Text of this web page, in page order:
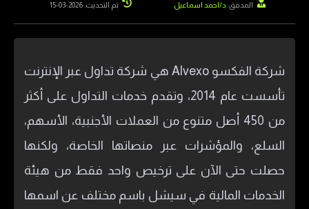
المدقق: د/احمد اسماعيل تم التحديث: 2026-03-15
شركة الفكسو Alvexo هي شركة تداول عبر الإنترنت
تأسست عام 2014، وتقدم خدمات التداول على أكثر
من 450 أصل متنوع من العملات الأجنبية، الأسهم،
السلع، والمؤشرات عبر منصاتها الخاصة، ولكنها
حصلت حتى الآن على ترخيص واحد فقط من هيئة
الخدمات المالية في سيشل باسم مختلف عن اسمها